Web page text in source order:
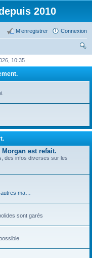
2010
Connexion
M’enregistrer
ch
10:35
est refait.
des infos diverses sur les
sont garés